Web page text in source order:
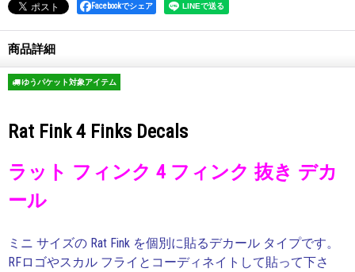
Facebookでシェア
商品詳細
ゆうパケット対象アイテム
Rat Fink 4 Finks Decals
ラット フィンク 4 フィンク 抜き デカ
ール
ミニ サイズの Rat Fink を個別に貼るデカール タイプです。
RFロゴやスカル フライとコーディネイトして貼って下さ